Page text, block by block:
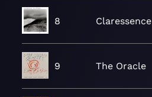
8 Claressence
9 The Oracle